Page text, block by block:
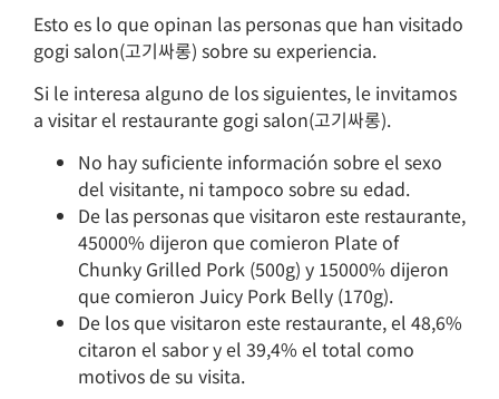
Esto es lo que opinan las personas que han visitado
gogi salon(고기싸롱) sobre su experiencia.
Si le interesa alguno de los siguientes, le invitamos
a visitar el restaurante gogi salon(고기싸롱).
No hay suficiente información sobre el sexo
del visitante, ni tampoco sobre su edad.
De las personas que visitaron este restaurante,
45000% dijeron que comieron Plate of
Chunky Grilled Pork (500g) y 15000% dijeron
que comieron Juicy Pork Belly (170g).
De los que visitaron este restaurante, el 48,6%
citaron el sabor y el 39,4% el total como
motivos de su visita.